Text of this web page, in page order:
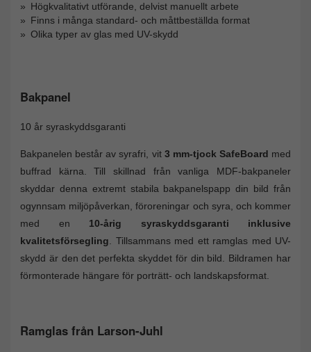
Högkvalitativt utförande, delvist manuellt arbete
Finns i många standard- och måttbeställda format
Olika typer av glas med UV-skydd
Bakpanel
10 år syraskyddsgaranti
Bakpanelen består av syrafri, vit3 mm-tjock SafeBoard med
buffrad kärna. Till skillnad från vanliga MDF-bakpaneler
skyddar denna extremt stabila bakpanelspapp din bild från
ogynnsam miljöpåverkan, föroreningar och syra, och kommer
med en 10-årig syraskyddsgaranti inklusive
kvalitetsförsegling. Tillsammans med ett ramglas med UV-
skydd är den det perfekta skyddet för din bild. Bildramen har
förmonterade hängare för porträtt- och landskapsformat.
Ramglas från Larson-Juhl